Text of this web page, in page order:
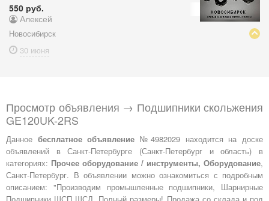
550 руб.
Алексей
Новосибирск
30 июня
Просмотр объявления → Подшипники скольжения
GE120UK-2RS
Данное бесплатное объявление №4982029 находится на доске
объявлений в Санкт-Петербурге (Санкт-Петербург и область) в
категориях: Прочее оборудование / инструменты, Оборудование,
Санкт-Петербург. В объявлении можно ознакомиться с подробным
описанием: "Производим промышленные подшипники, Шарнирные